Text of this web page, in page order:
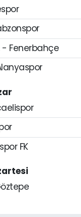
- Fenerbahçe
FK